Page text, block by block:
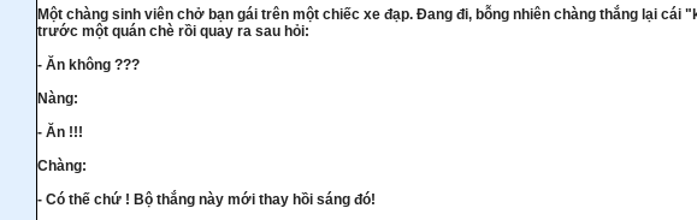
Một chàng sinh viên chở bạn gái trên một chiếc xe đạp. Đang đi, bỗng nhiên chàng thắng lại cái
trước một quán chè rồi quay ra sau hỏi:
- Ăn không ???
Nàng:
- Ăn !!!
Chàng:
- Có thế chứ ! Bộ thắng này mới thay hồi sáng đó!